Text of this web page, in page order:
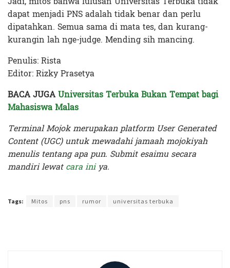
dapat menjadi PNS adalah tidak benar dan perlu
dipatahkan. Semua sama di mata tes, dan kurang-
kurangin lah nge-judge. Mending sih mancing.
Penulis: Rista
Editor: Rizky Prasetya
BACA JUGAUniversitas Terbuka Bukan Tempat bagi
Mahasiswa Malas
Terminal Mojok merupakan platform User Generated
Content (UGC) untuk mewadahi jamaah mojokiyah
menulis tentang apa pun. Submit esaimu secara
mandiri lewatcara iniya.
Tags: Mitos pns rumor universitas terbuka